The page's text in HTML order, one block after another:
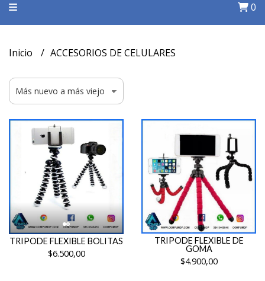
0
Inicio ACCESORIOS DE CELULARES
TRIPODE FLEXIBLE BOLITAS
$6.500,00
TRIPODE FLEXIBLE DE
GOMA
$4.900,00